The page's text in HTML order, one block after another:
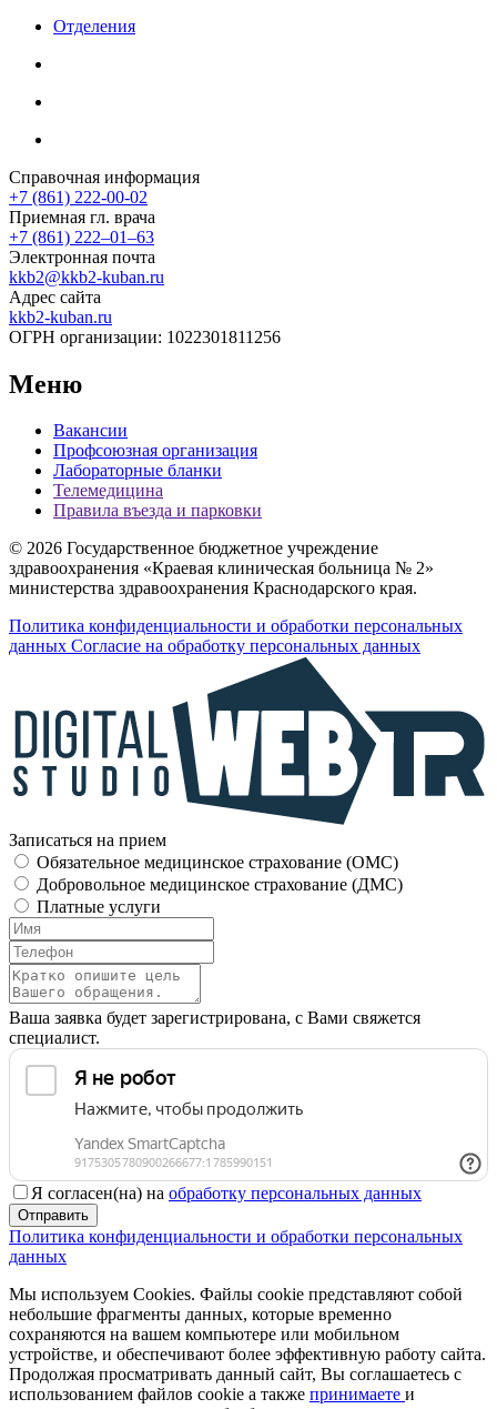
Отделения
Справочная информация
+7 (861) 222-00-02
Приемная гл. врача
+7 (861) 222‒01‒63
Электронная почта
kkb2@kkb2-kuban.ru
Адрес сайта
kkb2-kuban.ru
ОГРН организации: 1022301811256
Меню
Вакансии
Профсоюзная организация
Лабораторные бланки
Телемедицина
Правила въезда и парковки
© 2026 Государственное бюджетное учреждение
здравоохранения «Краевая клиническая больница № 2»
министерства здравоохранения Краснодарского края.
Политика конфиденциальности и обработки персональных
данных Согласие на обработку персональных данных
Записаться на прием
Обязательное медицинское страхование (OMC)
Добровольное медицинское страхование (ДМС)
Платные услуги
Ваша заявка будет зарегистрирована, с Вами свяжется
специалист.
Я согласен(на) на обработку персональных данных
Отправить
Политика конфиденциальности и обработки персональных
данных
Мы используем Cookies. Файлы cookie представляют собой
небольшие фрагменты данных, которые временно
сохраняются на вашем компьютере или мобильном
устройстве, и обеспечивают более эффективную работу сайта.
Продолжая просматривать данный сайт, Вы соглашаетесь с
использованием файлов cookie а также принимаете и